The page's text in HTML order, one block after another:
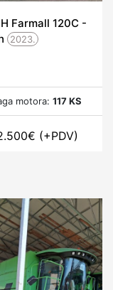
Farmall 120C -
2023.
motora: 117 KS
€ (+PDV)